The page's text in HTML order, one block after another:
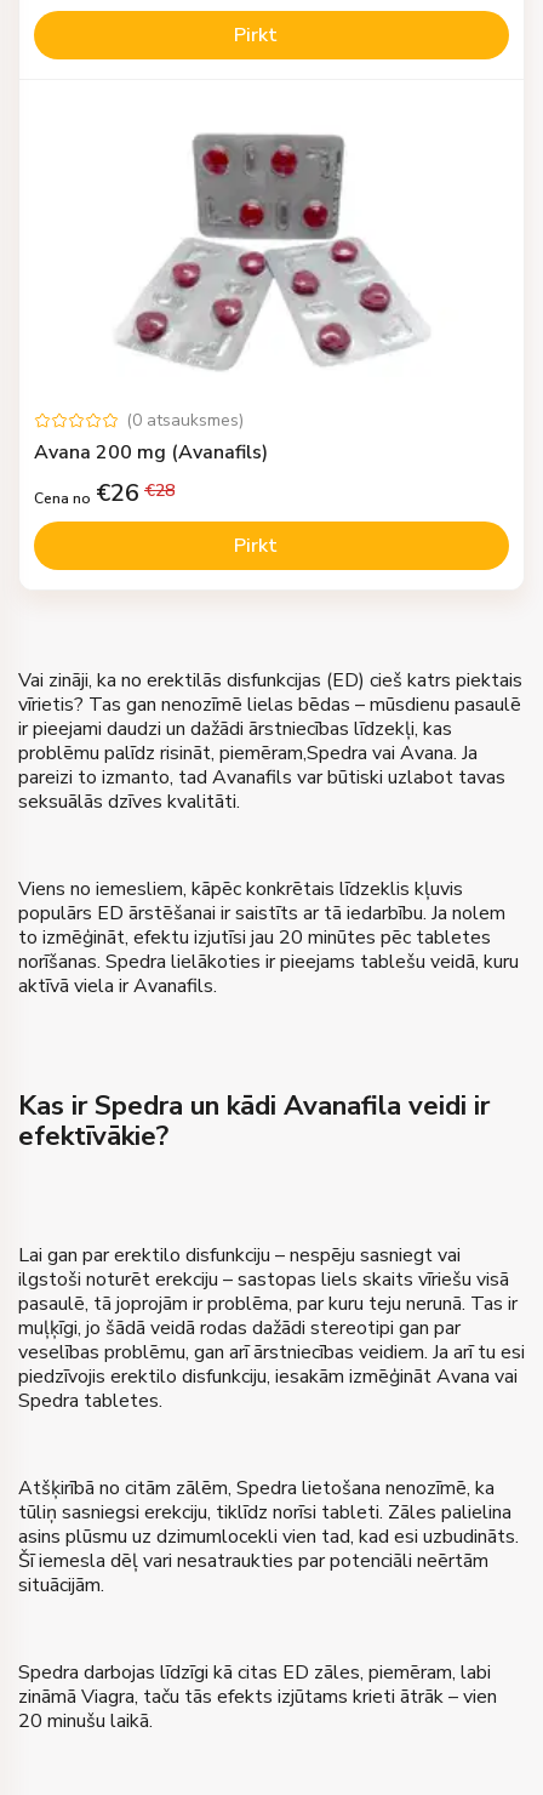
Pirkt
(0 atsauksmes)
Avana 200 mg (Avanafils)
Cena no €26 €28
Pirkt
Vai zināji, ka no erektilās disfunkcijas (ED) cieš katrs piektais
vīrietis? Tas gan nenozīmē lielas bēdas – mūsdienu pasaulē
ir pieejami daudzi un dažādi ārstniecības līdzekļi, kas
problēmu palīdz risināt, piemēram,Spedra vai Avana. Ja
pareizi to izmanto, tad Avanafils var būtiski uzlabot tavas
seksuālās dzīves kvalitāti.
Viens no iemesliem, kāpēc konkrētais līdzeklis kļuvis
populārs ED ārstēšanai ir saistīts ar tā iedarbību. Ja nolem
to izmēģināt, efektu izjutīsi jau 20 minūtes pēc tabletes
norīšanas. Spedra lielākoties ir pieejams tablešu veidā, kuru
aktīvā viela ir Avanafils.
Kas ir Spedra un kādi Avanafila veidi ir
efektīvākie?
Lai gan par erektilo disfunkciju – nespēju sasniegt vai
ilgstoši noturēt erekciju – sastopas liels skaits vīriešu visā
pasaulē, tā joprojām ir problēma, par kuru teju nerunā. Tas ir
muļķīgi, jo šādā veidā rodas dažādi stereotipi gan par
veselības problēmu, gan arī ārstniecības veidiem. Ja arī tu esi
piedzīvojis erektilo disfunkciju, iesakām izmēģināt Avana vai
Spedra tabletes.
Atšķirībā no citām zālēm, Spedra lietošana nenozīmē, ka
tūliņ sasniegsi erekciju, tiklīdz norīsi tableti. Zāles palielina
asins plūsmu uz dzimumlocekli vien tad, kad esi uzbudināts.
Šī iemesla dēļ vari nesatraukties par potenciāli neērtām
situācijām.
Spedra darbojas līdzīgi kā citas ED zāles, piemēram, labi
zināmā Viagra, taču tās efekts izjūtams krieti ātrāk – vien
20 minušu laikā.